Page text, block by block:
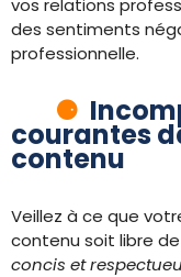
vos relations
des sentiments
professionnelle.
courantes
contenu
Veillez à ce que
contenu soit libre
concis et